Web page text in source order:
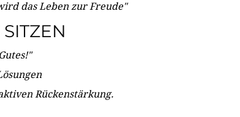
das Leben zur Freude"
Rückenstärkung.